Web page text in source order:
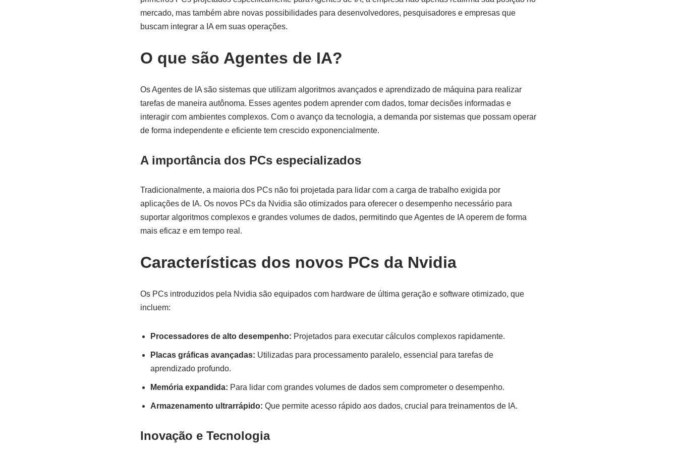
mercado, mas também abre novas possibilidades para desenvolvedores, pesquisadores e empresas que
buscam integrar a IA em suas operações.
O que são Agentes de IA?
Os Agentes de IA são sistemas que utilizam algoritmos avançados e aprendizado de máquina para realizar
tarefas de maneira autônoma. Esses agentes podem aprender com dados, tomar decisões informadas e
interagir com ambientes complexos. Com o avanço da tecnologia, a demanda por sistemas que possam operar
de forma independente e eficiente tem crescido exponencialmente.
A importância dos PCs especializados
Tradicionalmente, a maioria dos PCs não foi projetada para lidar com a carga de trabalho exigida por
aplicações de IA. Os novos PCs da Nvidia são otimizados para oferecer o desempenho necessário para
suportar algoritmos complexos e grandes volumes de dados, permitindo que Agentes de IA operem de forma
mais eficaz e em tempo real.
Características dos novos PCs da Nvidia
Os PCs introduzidos pela Nvidia são equipados com hardware de última geração e software otimizado, que
incluem:
Processadores de alto desempenho: Projetados para executar cálculos complexos rapidamente.
Placas gráficas avançadas: Utilizadas para processamento paralelo, essencial para tarefas de
aprendizado profundo.
Memória expandida: Para lidar com grandes volumes de dados sem comprometer o desempenho.
Armazenamento ultrarrápido: Que permite acesso rápido aos dados, crucial para treinamentos de IA.
Inovação e Tecnologia